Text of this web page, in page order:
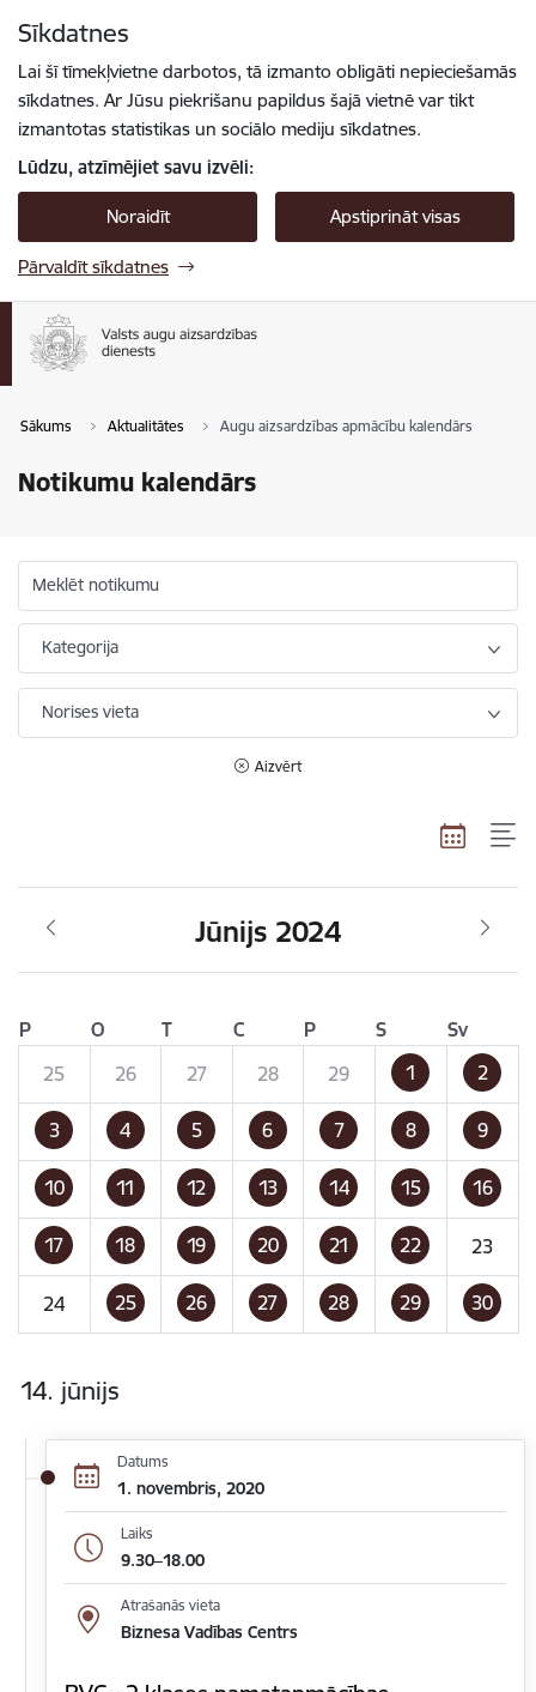
Sīkdatnes
Lai šī tīmekļvietne darbotos, tā izmanto obligāti nepieciešamās
sīkdatnes. Ar Jūsu piekrišanu papildus šajā vietnē var tikt
izmantotas statistikas un sociālo mediju sīkdatnes.
Lūdzu, atzīmējiet savu izvēli:
Noraidīt Apstiprināt visas
Pārvaldīt sīkdatnes
Sākums Aktualitātes Augu aizsardzības apmācību kalendārs
Notikumu kalendārs
Meklēt notikumu
Kategorija
Norises vieta
Aizvērt
Jūnijs 2024
P O T C P S
Sv
25
26 27 28 29 1 2
3 4 5 6 7 8 9
10 11 12 13 14 15 16
17 18 19 20 21 22 23
24 25 26 27 28 29 30
14. jūnijs
Datums
1. novembris, 2020
Laiks
9.30–18.00
Atrašanās vieta
Biznesa Vadības Centrs